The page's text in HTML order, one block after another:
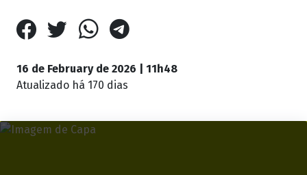
16 de February de 2026 | 11h48
Atualizado há 170 dias